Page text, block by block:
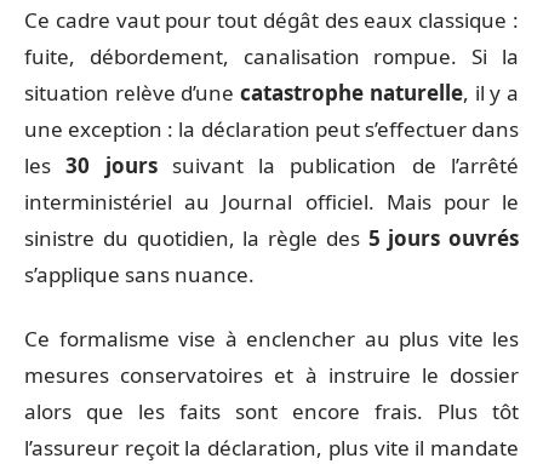
Ce cadre vaut pour tout dégât des eaux classique :
fuite, débordement, canalisation rompue. Si la
situation relève d’unecatastrophe naturelle, il y a
une exception : la déclaration peut s’effectuer dans
les30 jourssuivant la publication de l’arrêté
interministériel au Journal officiel. Mais pour le
sinistre du quotidien, la règle des 5 jours ouvrés
s’applique sans nuance.
Ce formalisme vise à enclencher au plus vite les
mesures conservatoires et à instruire le dossier
alors que les faits sont encore frais. Plus tôt
l’assureur reçoit la déclaration, plus vite il mandate